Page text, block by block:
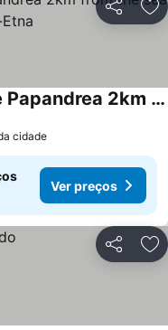
Partilhar
House Semi-central Casale Papandrea 2km from the sea near Taormina-Etna
cidade
Ver preços
Partilhar